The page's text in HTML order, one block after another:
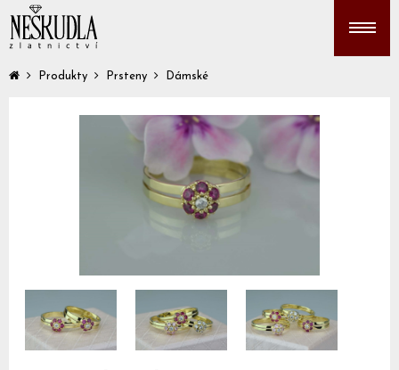
Produkty Prsteny Dámské